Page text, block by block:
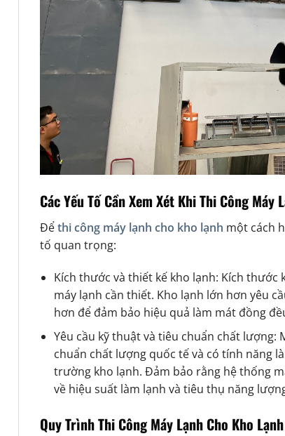
Các Yếu Tố Cần Xem Xét Khi Thi Công Máy
Đểthi công máy lạnh cho kho lạnh một cách
tố quan trọng:
Kích thước và thiết kế kho lạnh: Kích
máy lạnh cần thiết. Kho lạnh lớn hơn yêu
hơn để đảm bảo hiệu quả làm mát đồng
Yêu cầu kỹ thuật và tiêu chuẩn chất lượng:
chuẩn chất lượng quốc tế và có tính năng
trường kho lạnh. Đảm bảo rằng hệ thống
về hiệu suất làm lạnh và tiêu thụ năng
Quy Trình Thi Công Máy Lạnh Cho Kho Lạnh